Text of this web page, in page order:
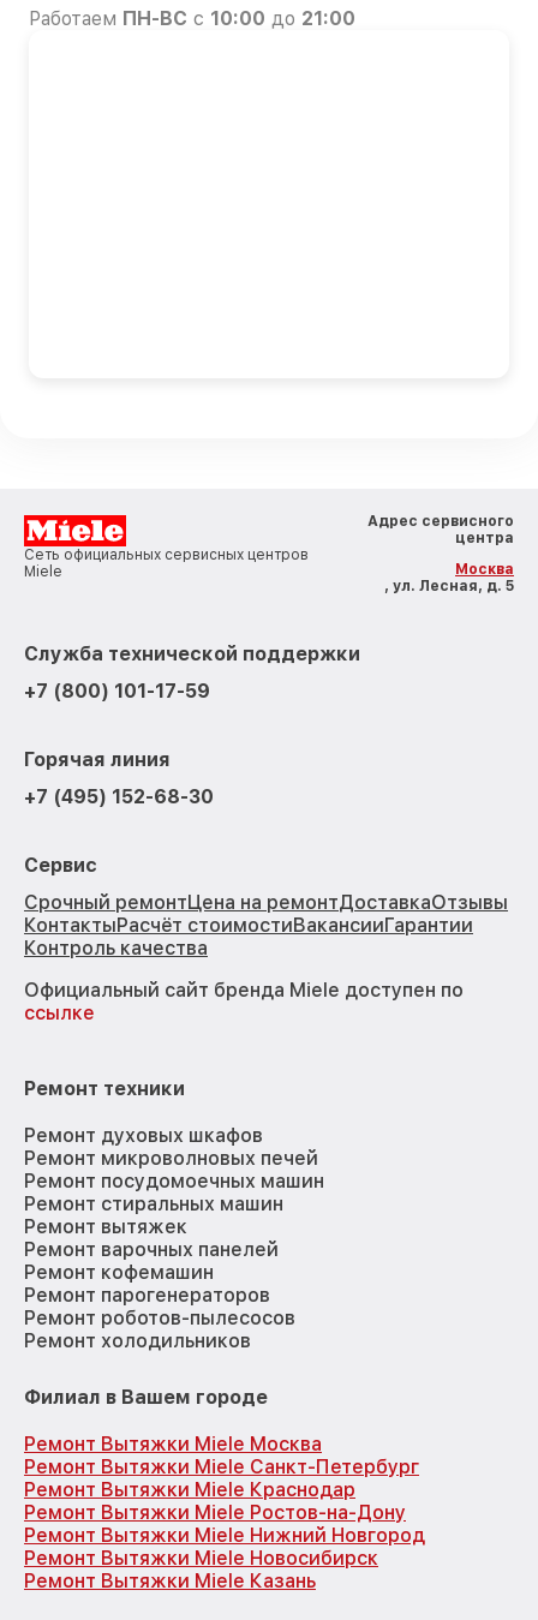
Работаем ПН-ВС с 10:00 до 21:00
Сеть официальных сервисных центров
Miele
Адрес сервисного
центра
Москва
, ул. Лесная, д. 5
Служба технической поддержки
+7 (800) 101-17-59
Горячая линия
+7 (495) 152-68-30
Сервис
Срочный ремонтЦена на ремонтДоставкаОтзывы
КонтактыРасчёт стоимостиВакансииГарантии
Контроль качества
Официальный сайт бренда Miele доступен по
ссылке
Ремонт техники
Ремонт духовых шкафов
Ремонт микроволновых печей
Ремонт посудомоечных машин
Ремонт стиральных машин
Ремонт вытяжек
Ремонт варочных панелей
Ремонт кофемашин
Ремонт парогенераторов
Ремонт роботов-пылесосов
Ремонт холодильников
Филиал в Вашем городе
Ремонт Вытяжки Miele Москва
Ремонт Вытяжки Miele Санкт-Петербург
Ремонт Вытяжки Miele Краснодар
Ремонт Вытяжки Miele Ростов-на-Дону
Ремонт Вытяжки Miele Нижний Новгород
Ремонт Вытяжки Miele Новосибирск
Ремонт Вытяжки Miele Казань